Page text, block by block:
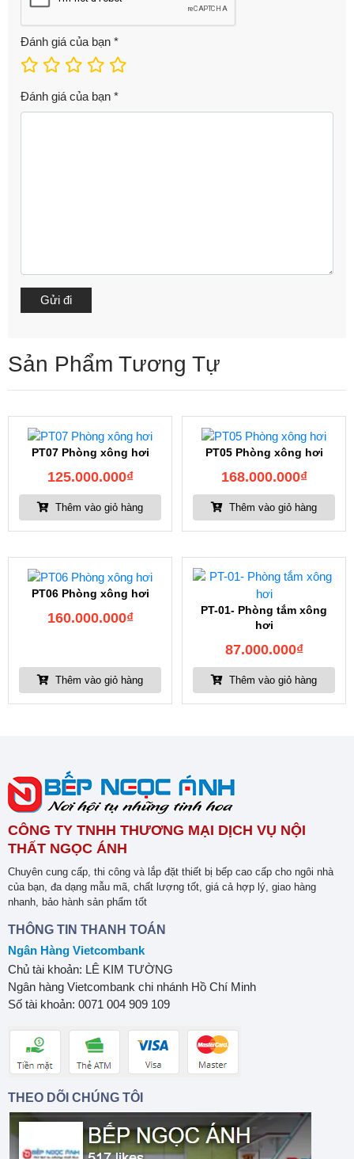
Đánh giá của bạn *
Đánh giá của bạn *
Sản Phẩm Tương Tự
PT07 Phòng xông hơi
125.000.000₫
Thêm vào giỏ hàng
PT05 Phòng xông hơi
168.000.000₫
Thêm vào giỏ hàng
PT06 Phòng xông hơi
160.000.000₫
Thêm vào giỏ hàng
PT-01- Phòng tắm xông
hơi
87.000.000₫
Thêm vào giỏ hàng
CÔNG TY TNHH THƯƠNG MẠI DỊCH VỤ NỘI
THẤT NGỌC ÁNH
Chuyên cung cấp, thi công và lắp đặt thiết bị bếp cao cấp cho ngôi nhà
của bạn, đa dạng mẫu mã, chất lượng tốt, giá cả hợp lý, giao hàng
nhanh, bảo hành sản phẩm tốt
THÔNG TIN THANH TOÁN
Ngân Hàng Vietcombank
Chủ tài khoản: LÊ KIM TƯỜNG
Ngân hàng Vietcombank chi nhánh Hồ Chí Minh
Số tài khoản: 0071 004 909 109
THEO DÕI CHÚNG TÔI